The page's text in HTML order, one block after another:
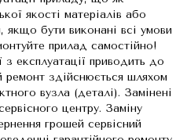
якості матеріалів або
якщо бути виконані всі умови
прилад самостійно!
з експлуатації приводить до
ремонт здійснюється шляхом
вузла (деталі). Замінені
центру. Заміну
грошей сервісний